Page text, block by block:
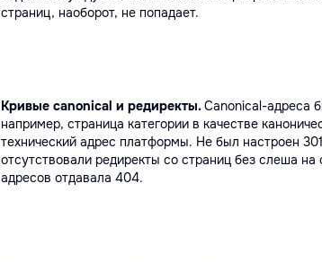
страниц, наоборот, не попадает.
Кривые canonical и редиректы.Canonical-адреса
например, страница категории в качестве
технический адрес платформы. Не был настроен
отсутствовали редиректы со страниц без слеша
адресов отдавала 404.